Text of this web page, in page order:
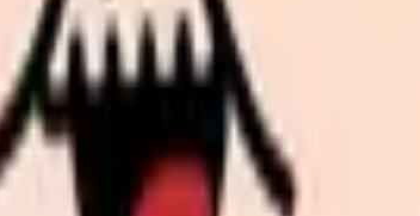
を整理します。進む 給料コンパスで比較する
だけの問題か確かめられます。